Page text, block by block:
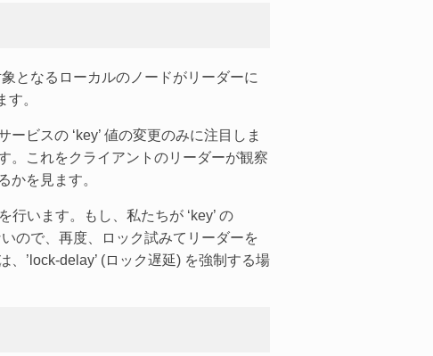
象となるローカルのノードがリーダーに
。
ビスの ‘key’ 値の変更のみに注目しま
。これをクライアントのリーダーが観察
かを見ます。
います。もし、私たちが ‘key’ の
ので、再度、ロック試みてリーダーを
’lock-delay’ (ロック遅延) を強制する場